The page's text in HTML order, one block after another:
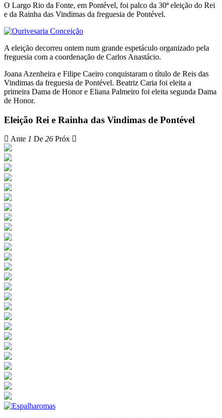
O Largo Rio da Fonte, em Pontével, foi palco da 30ª eleição do Rei
e da Rainha das Vindimas da freguesia de Pontével.
A eleição decorreu ontem num grande espetáculo organizado pela
freguesia com a coordenação de Carlos Anastácio.
Joana Azenheira e Filipe Caeiro conquistaram o título de Reis das
Vindimas da freguesia de Pontével. Beatriz Caria foi eleita a
primeira Dama de Honor e Eliana Palmeiro foi eleita segunda Dama
de Honor.
Eleição Rei e Rainha das Vindimas de Pontével
Ante 1 De 26 Próx